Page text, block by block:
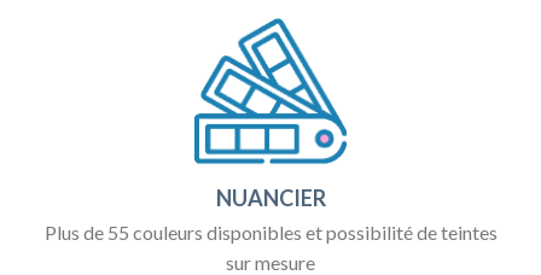
NUANCIER
Plus de 55 couleurs disponibles et possibilité de teintes
sur mesure